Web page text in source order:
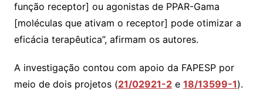
função receptor] ou agonistas de PPAR-Gama
[moléculas que ativam o receptor] pode otimizar a
eficácia terapêutica”, afirmam os autores.
A investigação contou com apoio da FAPESP por
meio de dois projetos (21/02921-2e 18/13599-1).